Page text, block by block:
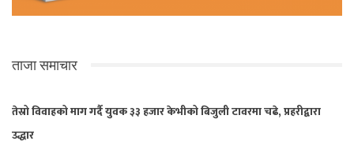
ताजा समाचार
तेस्रो विवाहको माग गर्दै युवक ३३ हजार केभीको बिजुली टावरमा चढे, प्रहरीद्वारा
उद्धार